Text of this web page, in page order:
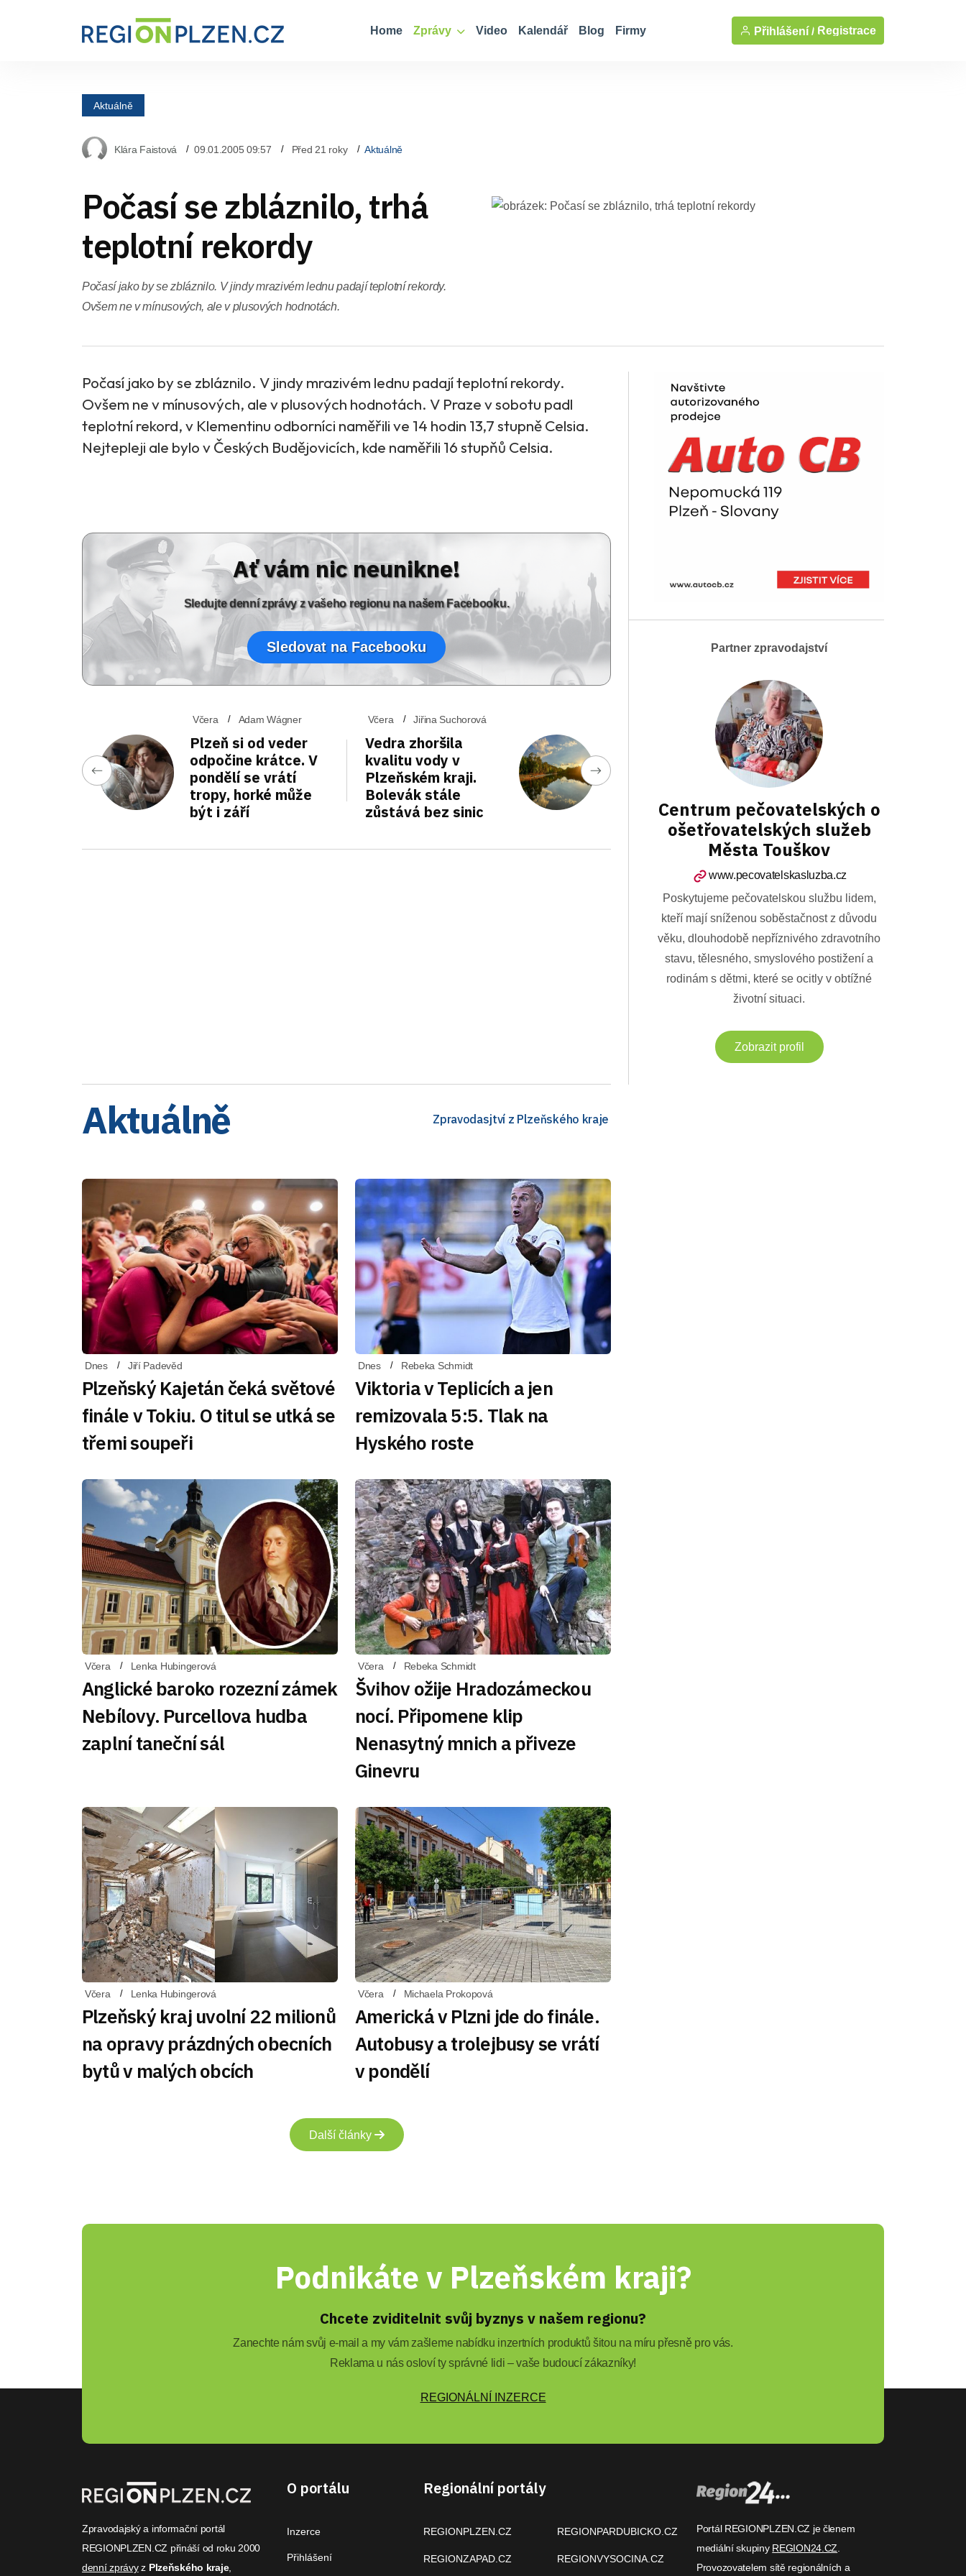
Home Zprávy Video Kalendář Blog Firmy Přihlášení / Registrace
Aktuálně
Klára Faistová 09.01.2005 09:57 Před 21 roky Aktuálně
Počasí se zbláznilo, trhá
teplotní rekordy
Počasí jako by se zbláznilo. V jindy mrazivém lednu padají teplotní rekordy.
Ovšem ne v mínusových, ale v plusových hodnotách.
Počasí jako by se zbláznilo. V jindy mrazivém lednu padají teplotní rekordy.
Ovšem ne v mínusových, ale v plusových hodnotách. V Praze v sobotu padl
teplotní rekord, v Klementinu odborníci naměřili ve 14 hodin 13,7 stupně Celsia.
Nejtepleji ale bylo v Českých Budějovicích, kde naměřili 16 stupňů Celsia.
Ať vám nic neunikne!
Sledujte denní zprávy z vašeho regionu na našem Facebooku.
Sledovat na Facebooku
Včera Adam Wágner
Plzeň si od veder
odpočine krátce. V
pondělí se vrátí
tropy, horké může
být i září
Včera Jiřina Suchorová
Vedra zhoršila
kvalitu vody v
Plzeňském kraji.
Bolevák stále
zůstává bez sinic
Aktuálně Zpravodasjtví z Plzeňského kraje
Dnes Jiří Padevěd
Plzeňský Kajetán čeká světové
finále v Tokiu. O titul se utká se
třemi soupeři
Dnes Rebeka Schmidt
Viktoria v Teplicích a jen
remizovala 5:5. Tlak na
Hyského roste
Včera Lenka Hubingerová
Anglické baroko rozezní zámek
Nebílovy. Purcellova hudba
zaplní taneční sál
Včera Rebeka Schmidt
Švihov ožije Hradozámeckou
nocí. Připomene klip
Nenasytný mnich a přiveze
Ginevru
Včera Lenka Hubingerová
Plzeňský kraj uvolní 22 milionů
na opravy prázdných obecních
bytů v malých obcích
Včera Michaela Prokopová
Americká v Plzni jde do finále.
Autobusy a trolejbusy se vrátí
v pondělí
Další články
Partner zpravodajství
Centrum pečovatelských o
ošetřovatelských služeb
Města Touškov
www.pecovatelskasluzba.cz
Poskytujeme pečovatelskou službu lidem,
kteří mají sníženou soběstačnost z důvodu
věku, dlouhodobě nepříznivého zdravotního
stavu, tělesného, smyslového postižení a
rodinám s dětmi, které se ocitly v obtížné
životní situaci.
Zobrazit profil
Podnikáte v Plzeňském kraji?
Chcete zviditelnit svůj byznys v našem regionu?
Zanechte nám svůj e-mail a my vám zašleme nabídku inzertních produktů šitou na míru přesně pro vás.
Reklama u nás osloví ty správné lidi – vaše budoucí zákazníky!
REGIONÁLNÍ INZERCE
Zpravodajský a informační portál
REGIONPLZEN.CZ přináší od roku 2000
denní zprávyz Plzeňského kraje,
O portálu
Inzerce
Přihlášení
Regionální portály
REGIONPLZEN.CZ
REGIONZAPAD.CZ
REGIONPARDUBICKO.CZ
REGIONVYSOCINA.CZ
Portál REGIONPLZEN.CZ je členem
mediální skupiny REGION24.CZ
Provozovatelem sítě regionálních a